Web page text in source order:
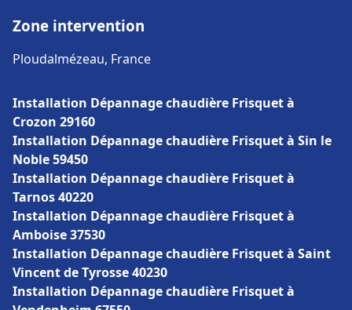
Zone intervention
Ploudalmézeau, France
Installation Dépannage chaudière Frisquet à
Crozon 29160
Installation Dépannage chaudière Frisquet à Sin le
Noble 59450
Installation Dépannage chaudière Frisquet à
Tarnos 40220
Installation Dépannage chaudière Frisquet à
Amboise 37530
Installation Dépannage chaudière Frisquet à Saint
Vincent de Tyrosse 40230
Installation Dépannage chaudière Frisquet à